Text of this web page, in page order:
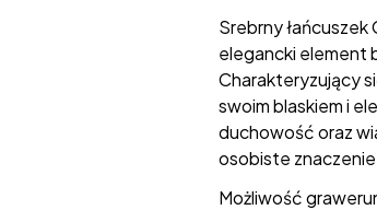
Srebrny łańcuszek
elegancki element
Charakteryzujący
swoim blaskiem i
duchowość oraz
osobiste
Możliwość